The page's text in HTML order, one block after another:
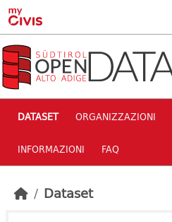
Skip to main content
DATASET ORGANIZZAZIONI
INFORMAZIONI FAQ
Dataset